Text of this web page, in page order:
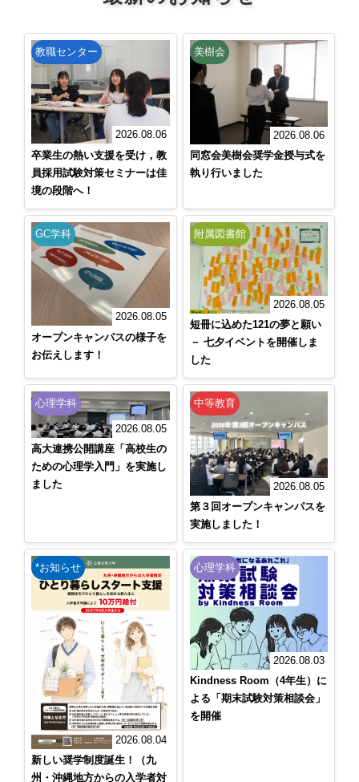
教職センター
2026.08.06
卒業生の熱い支援を受け，教
員採用試験対策セミナーは佳
境の段階へ！
美樹会
2026.08.06
同窓会美樹会奨学金授与式を
執り行いました
GC学科
2026.08.05
オープンキャンパスの様子を
お伝えします！
附属図書館
2026.08.05
短冊に込めた121の夢と願い
－ 七夕イベントを開催しま
した
心理学科
2026.08.05
高大連携公開講座「高校生の
ための心理学入門」を実施し
ました
中等教育
2026.08.05
第３回オープンキャンパスを
実施しました！
*お知らせ
2026.08.04
新しい奨学制度誕生！（九
州・沖縄地方からの入学者対
心理学科
2026.08.03
Kindness Room（4年生）に
よる「期末試験対策相談会」
を開催